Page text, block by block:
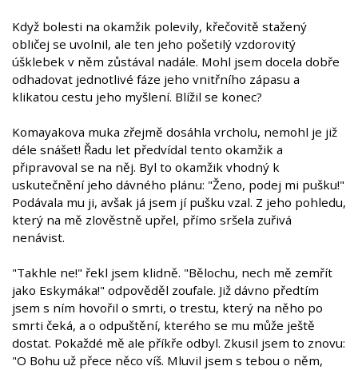
Když bolesti na okamžik polevily, křečovitě stažený
obličej se uvolnil, ale ten jeho pošetilý vzdorovitý
úšklebek v něm zůstával nadále. Mohl jsem docela dobře
odhadovat jednotlivé fáze jeho vnitřního zápasu a
klikatou cestu jeho myšlení. Blížil se konec?
Komayakova muka zřejmě dosáhla vrcholu, nemohl je již
déle snášet! Řadu let předvídal tento okamžik a
připravoval se na něj. Byl to okamžik vhodný k
uskutečnění jeho dávného plánu: "Ženo, podej mi pušku!"
Podávala mu ji, avšak já jsem jí pušku vzal. Z jeho pohledu,
který na mě zlověstně upřel, přímo sršela zuřivá
nenávist.
"Takhle ne!" řekl jsem klidně. "Bělochu, nech mě zemřít
jako Eskymáka!" odpověděl zoufale. Již dávno předtím
jsem s ním hovořil o smrti, o trestu, který na něho po
smrti čeká, a o odpuštění, kterého se mu může ještě
dostat. Pokaždé mě ale příkře odbyl. Zkusil jsem to znovu:
"O Bohu už přece něco víš. Mluvil jsem s tebou o něm,